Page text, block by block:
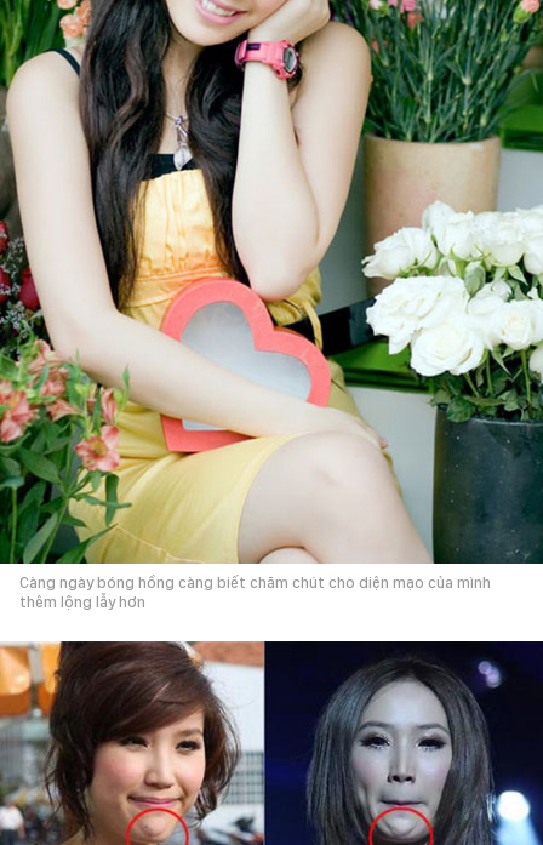
Càng ngày bóng hồng càng biết chăm chút cho diện mạo của mình
thêm lộng lẫy hơn